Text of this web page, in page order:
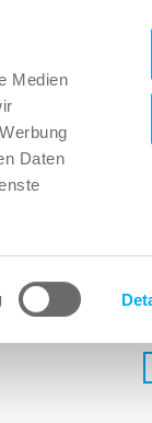
Medien
Daten